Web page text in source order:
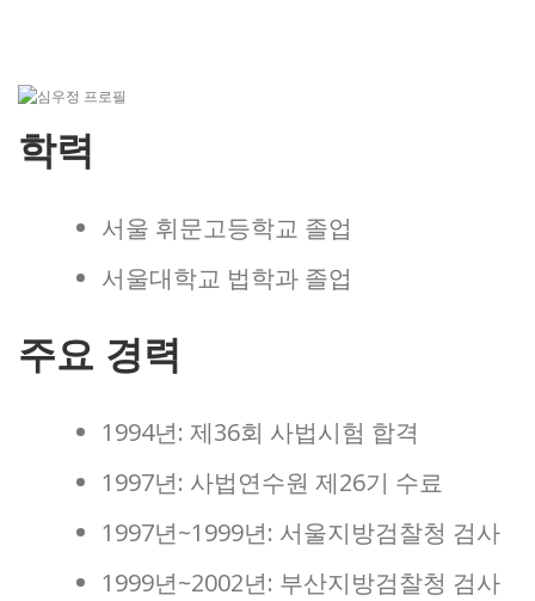
학력
서울 휘문고등학교 졸업
서울대학교 법학과 졸업
주요 경력
1994년: 제36회 사법시험 합격
1997년: 사법연수원 제26기 수료
1997년~1999년: 서울지방검찰청 검사
1999년~2002년: 부산지방검찰청 검사